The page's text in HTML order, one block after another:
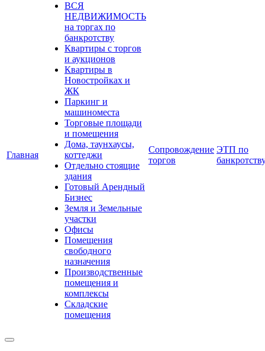
Главная
ВСЯ
НЕДВИЖИМОСТЬ
на торгах по
банкротству
Квартиры с торгов
и аукционов
Квартиры в
Новостройках и
ЖК
Паркинг и
машиноместа
Торговые площади
и помещения
Дома, таунхаусы,
коттеджи
Отдельно стоящие
здания
Готовый Арендный
Бизнес
Земля и Земельные
участки
Офисы
Помещения
свободного
назначения
Производственные
помещения и
комплексы
Складские
помещения
Сопровождение
торгов
ЭТП по